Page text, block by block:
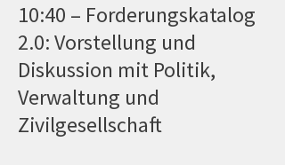
10:40 – Forderungskatalog
2.0: Vorstellung und
Diskussion mit Politik,
Verwaltung und
Zivilgesellschaft